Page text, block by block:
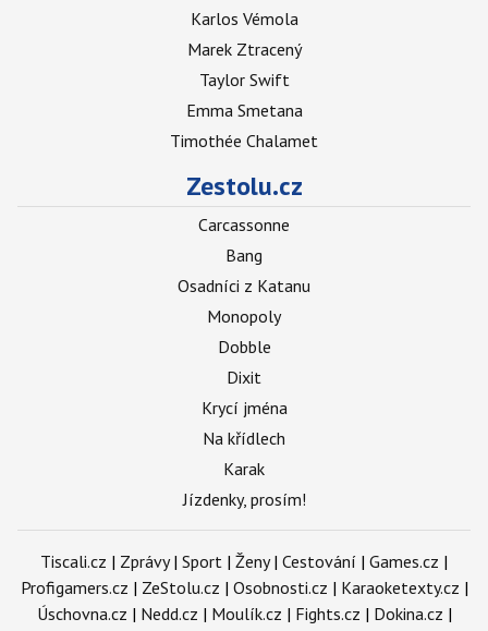
Karlos Vémola
Marek Ztracený
Taylor Swift
Emma Smetana
Timothée Chalamet
Zestolu.cz
Carcassonne
Bang
Osadníci z Katanu
Monopoly
Dobble
Dixit
Krycí jména
Na křídlech
Karak
Jízdenky, prosím!
Tiscali.cz | Zprávy| Sport | Ženy| Cestování | Games.cz |
Profigamers.cz | ZeStolu.cz | Osobnosti.cz | Karaoketexty.cz |
Úschovna.cz | Nedd.cz | Moulík.cz | Fights.cz | Dokina.cz |